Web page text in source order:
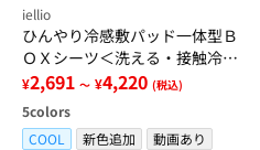
iellio
ひんやり冷感敷パッド一体型Ｂ
ＯＸシーツ＜洗える・接触冷
感・抗菌防臭・時短・家事楽・
ボックスシーツ・寝苦しさ対策
＞
¥2,691 ～ ¥4,220 (税込)
5colors
COOL
新色追加
動画あり